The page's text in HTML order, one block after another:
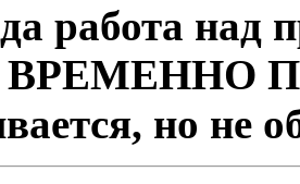
работа над
ВРЕМЕННО
но не